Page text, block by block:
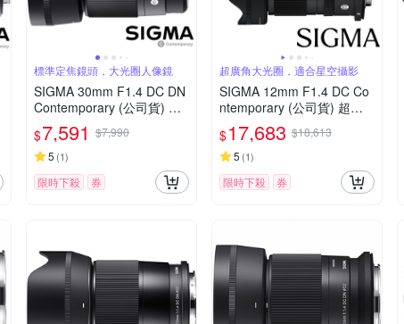
標準定焦鏡頭，大光圈人像鏡
SIGMA 30mm F1.4 DC DN
Contemporary (公司貨) 標
準大光圈定焦鏡頭 人像鏡 A
PS-C 無反微單眼專用鏡頭
$7,591 $7,990
5 (1)
限時下殺 券
超廣角大光圈，適合星空攝影
SIGMA 12mm F1.4 DC Co
ntemporary (公司貨) 超廣
角大光圈定焦鏡 星空鏡 AP
S-C 無反微單眼專用鏡頭
$17,683 $18,613
5 (1)
限時下殺 券